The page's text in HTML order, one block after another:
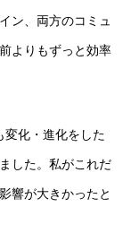
ン、両方のコミュ
よりもずっと効率
変化・進化をした
した。私がこれだ
響が大きかったと